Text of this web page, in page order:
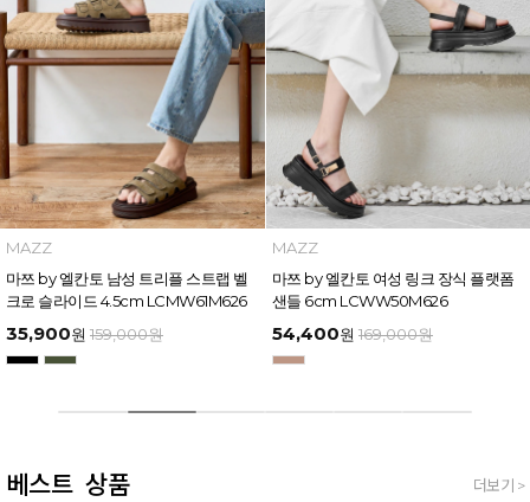
INTENSE
인텐스 by 엘칸토 남성 소가죽 베이직
플레인 더비 드레스 3cm LCMD88I63
9
89,300원 199,000원
INTENSE
인텐스 by 엘칸토 남성 소가죽 베이직
페니 로퍼 3cm LCMD99I639
89,300원 199,000원
베스트 상품 더보기 >